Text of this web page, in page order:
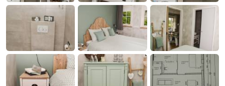
Joossesweg
Kustlicht
Meerpaal
-
Strandcamping